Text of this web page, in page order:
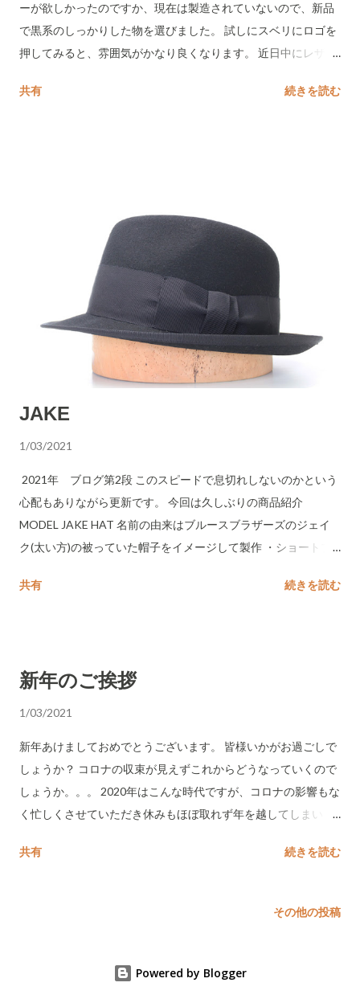
ーが欲しかったのですか、現在は製造されていないので、新品
で黒系のしっかりした物を選びました。 試しにスベリにロゴを
押してみると、雰囲気がかなり良くなります。 近日中にレザー
月12日 アメリカから荷物入荷 箔押し機つながりでレタープレス
共有 続きを読む
JAKE
1/03/2021
2021年 ブログ第2段 このスピードで息切れしないのかという
心配もありながら更新です。 今回は久しぶりの商品紹介
MODEL JAKE HAT 名前の由来はブルースブラザーズのジェイ
ク(太い方)の被っていた帽子をイメージして製作 ・ショートブ
れているやつです) スベリ(ビン革)はレザースウェットバンド仕
hat about The Blueno https://blog.reprise-store.com/p/about-
共有 続きを読む
新年のご挨拶
1/03/2021
新年あけましておめでとうございます。 皆様いかがお過ごしで
しょうか？ コロナの収束が見えずこれからどうなっていくので
しょうか。。。 2020年はこんな時代ですが、コロナの影響もな
く忙しくさせていただき休みもほぼ取れず年を越してしまいま
厳しい年になることが予想されるので、2020年は設備投資を中
てはまた追々 紹介させていただきます。 2008年 20代半ば若さ
いもので今年で6年目。 リーマンショック・コロナといろんな
共有 続きを読む
その他の投稿
Powered by Blogger